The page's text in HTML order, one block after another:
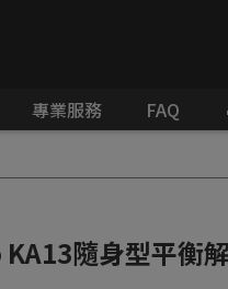
專業服務 FAQ
隨身型平衡